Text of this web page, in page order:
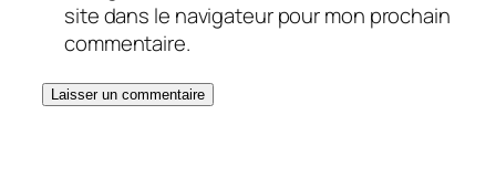
site dans le navigateur pour mon prochain
commentaire.